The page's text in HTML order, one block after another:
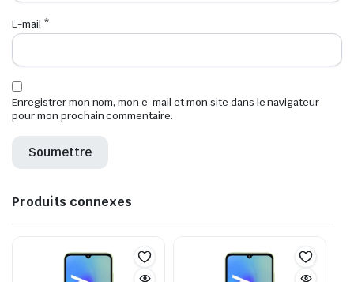
E-mail *
Enregistrer mon nom, mon e-mail et mon site dans le navigateur
pour mon prochain commentaire.
Produits connexes